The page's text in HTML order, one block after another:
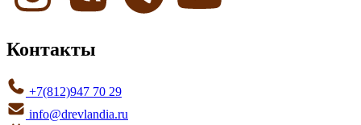
Контакты
+7(812)947 70 29
info@drevlandia.ru